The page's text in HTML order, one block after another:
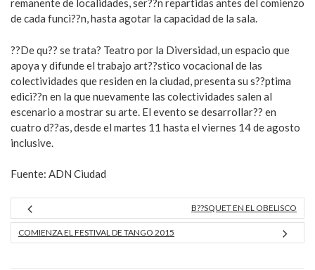
remanente de localidades, ser??n repartidas antes del comienzo
de cada funci??n, hasta agotar la capacidad de la sala.
??De qu?? se trata? Teatro por la Diversidad, un espacio que
apoya y difunde el trabajo art??stico vocacional de las
colectividades que residen en la ciudad, presenta su s??ptima
edici??n en la que nuevamente las colectividades salen al
escenario a mostrar su arte. El evento se desarrollar?? en
cuatro d??as, desde el martes 11 hasta el viernes 14 de agosto
inclusive.
Fuente: ADN Ciudad
B??SQUET EN EL OBELISCO
COMIENZA EL FESTIVAL DE TANGO 2015